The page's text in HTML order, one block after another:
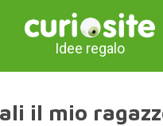
Idee regalo
il mio